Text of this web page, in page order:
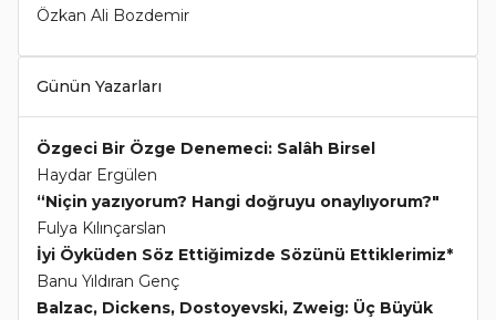
Özkan Ali Bozdemir
Günün Yazarları
Özgeci Bir Özge Denemeci: Salâh Birsel
Haydar Ergülen
“Niçin yazıyorum? Hangi doğruyu onaylıyorum?"
Fulya Kılınçarslan
İyi Öyküden Söz Ettiğimizde Sözünü Ettiklerimiz*
Banu Yıldıran Genç
Balzac, Dickens, Dostoyevski, Zweig: Üç Büyük